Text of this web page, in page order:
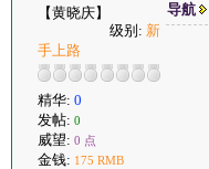
【黄晓庆】
级别: 新
手上路
精华: 0
发帖: 0
威望: 0 点
金钱: 175 RMB
导航